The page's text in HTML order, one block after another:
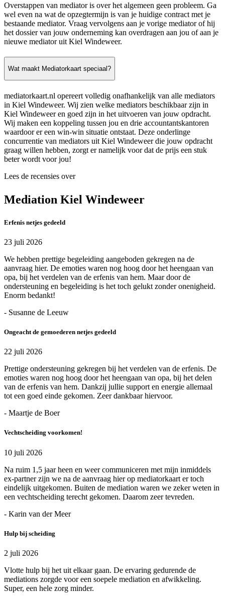
Overstappen van mediator is over het algemeen geen probleem. Ga
wel even na wat de opzegtermijn is van je huidige contract met je
bestaande mediator. Vraag vervolgens aan je vorige mediator of hij
het dossier van jouw onderneming kan overdragen aan jou of aan je
nieuwe mediator uit Kiel Windeweer.
Wat maakt Mediatorkaart speciaal?
mediatorkaart.nl opereert volledig onafhankelijk van alle mediators
in Kiel Windeweer. Wij zien welke mediators beschikbaar zijn in
Kiel Windeweer en goed zijn in het uitvoeren van jouw opdracht.
Wij maken een koppeling tussen jou en drie accountantskantoren
waardoor er een win-win situatie ontstaat. Deze onderlinge
concurrentie van mediators uit Kiel Windeweer die jouw opdracht
graag willen hebben, zorgt er namelijk voor dat de prijs een stuk
beter wordt voor jou!
Lees de recensies over
Mediation Kiel Windeweer
Erfenis netjes gedeeld
23 juli 2026
We hebben prettige begeleiding aangeboden gekregen na de
aanvraag hier. De emoties waren nog hoog door het heengaan van
opa, bij het verdelen van de erfenis van hem. Maar door de
ondersteuning en begeleiding is het toch gelukt zonder onenigheid.
Enorm bedankt!
- Susanne de Leeuw
Ongeacht de gemoederen netjes gedeeld
22 juli 2026
Prettige ondersteuning gekregen bij het verdelen van de erfenis. De
emoties waren nog hoog door het heengaan van opa, bij het delen
van de erfenis van hem. Dankzij jullie support en energie allemaal
tot een goed einde gekomen. Zeer dankbaar hiervoor.
- Maartje de Boer
Vechtscheiding voorkomen!
10 juli 2026
Na ruim 1,5 jaar heen en weer communiceren met mijn inmiddels
ex-partner zijn we na de aanvraag hier op mediatorkaart er toch
eindelijk uitgekomen. Buiten de mediation waren we zeker weten in
een vechtscheiding terecht gekomen. Daarom zeer tevreden.
- Karin van der Meer
Hulp bij scheiding
2 juli 2026
Vlotte hulp bij het uit elkaar gaan. De ervaring gedurende de
mediations zorgde voor een soepele mediation en afwikkeling.
Super, een hele zorg minder.